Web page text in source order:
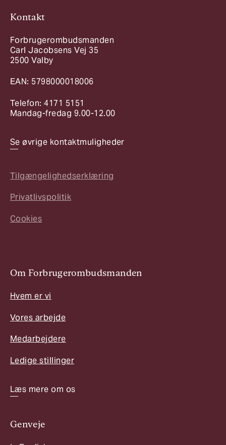
Kontakt
Forbrugerombudsmanden
Carl Jacobsens Vej 35
2500 Valby
EAN: 5798000018006
Telefon: 4171 5151
Mandag-fredag 9.00-12.00
Se øvrige kontaktmuligheder
Tilgængelighedserklæring
Privatlivspolitik
Cookies
Om Forbrugerombudsmanden
Hvem er vi
Vores arbejde
Medarbejdere
Ledige stillinger
Læs mere om os
Genveje